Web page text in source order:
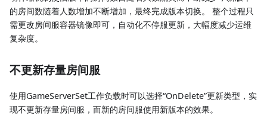
的房间数随着人数增加不断增加，最终完成版本切换。 整个过程只
需更改房间服容器镜像即可，自动化不停服更新，大幅度减少运维
复杂度。
不更新存量房间服
使用GameServerSet工作负载时可以选择“OnDelete”更新类型，实
现不更新存量房间服，而新的房间服使用新版本的效果。